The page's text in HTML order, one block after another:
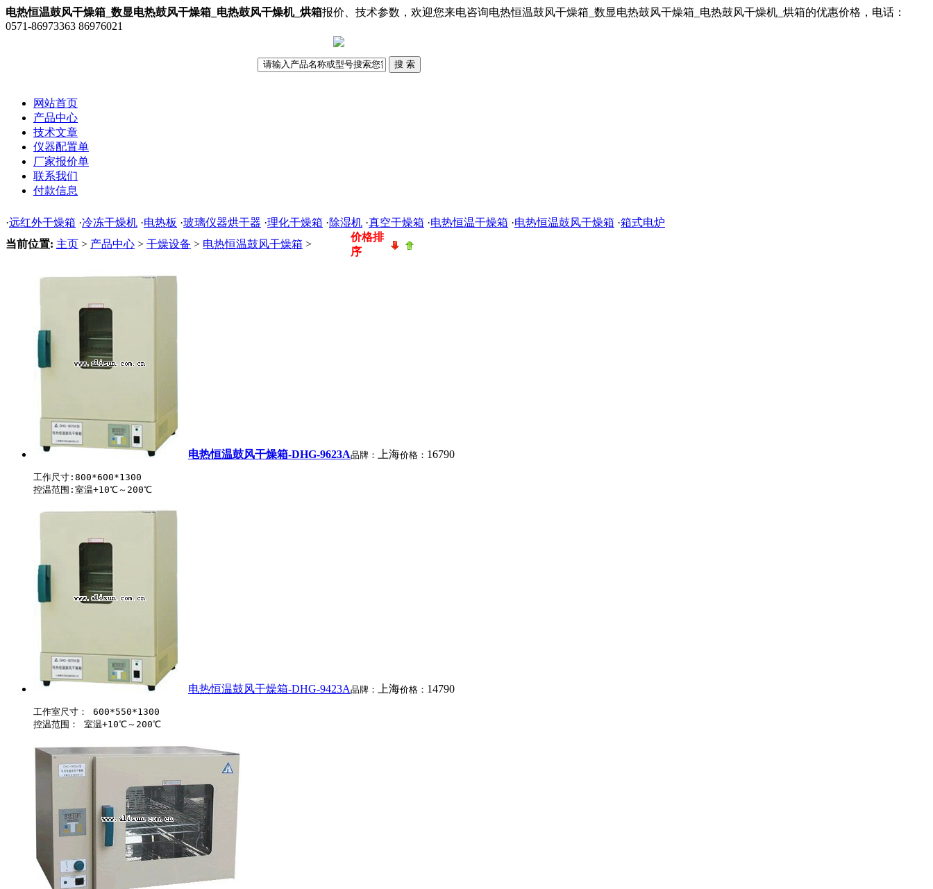
电热恒温鼓风干燥箱_数显电热鼓风干燥箱_电热鼓风干燥机_烘箱报价、技术参数，欢迎您来电咨询电热恒温鼓风干燥箱_数显电热鼓风干燥箱_电热鼓风干燥机_烘箱的优惠价格，电话：
0571-86973363 86976021
网站首页
产品中心
技术文章
仪器配置单
厂家报价单
联系我们
付款信息
·远红外干燥箱 ·冷冻干燥机 ·电热板 ·玻璃仪器烘干器 ·理化干燥箱 ·除湿机 ·真空干燥箱 ·电热恒温干燥箱 ·电热恒温鼓风干燥箱 ·箱式电炉
当前位置: 主页 > 产品中心 > 干燥设备 > 电热恒温鼓风干燥箱 >
价格排
序
电热恒温鼓风干燥箱-DHG-9623A品牌： 上海价格： 16790
工作尺寸:800*600*1300
电热恒温鼓风干燥箱-DHG-9423A品牌： 上海价格： 14790
工作室尺寸： 600*550*1300